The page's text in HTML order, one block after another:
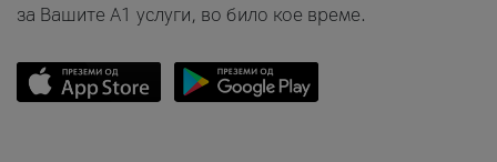
за Вашите A1 услуги, во било кое време.